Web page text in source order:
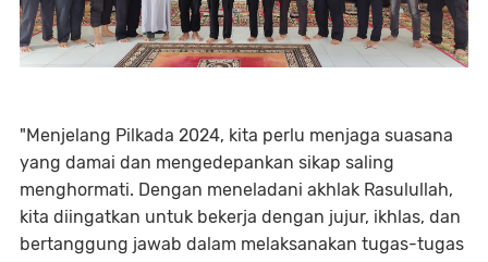
"Menjelang Pilkada 2024, kita perlu menjaga suasana
yang damai dan mengedepankan sikap saling
menghormati. Dengan meneladani akhlak Rasulullah,
kita diingatkan untuk bekerja dengan jujur, ikhlas, dan
bertanggung jawab dalam melaksanakan tugas-tugas